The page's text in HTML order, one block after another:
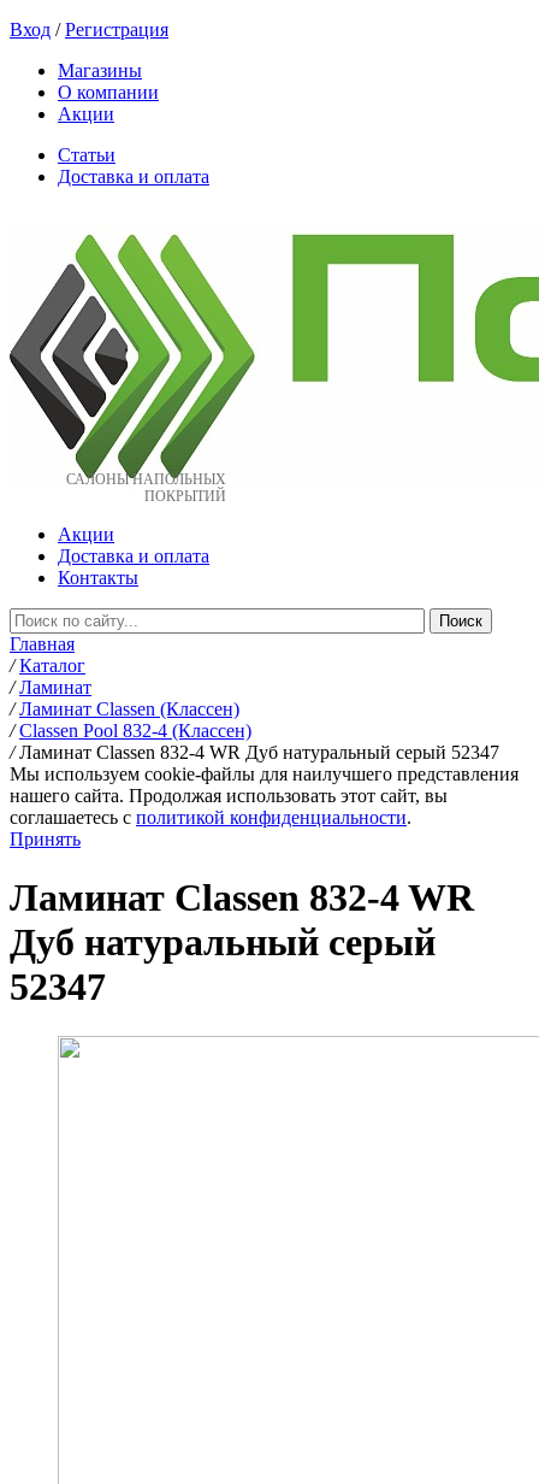
Вход /Регистрация
Магазины
О компании
Акции
Статьи
Доставка и оплата
САЛОНЫ НАПОЛЬНЫХ
ПОКРЫТИЙ
Акции
Доставка и оплата
Контакты
Главная
/ Каталог
/ Ламинат
/ Ламинат Classen (Классен)
/ Classen Pool 832-4 (Классен)
/ Ламинат Classen 832-4 WR Дуб натуральный серый 52347
Мы используем cookie-файлы для наилучшего представления
нашего сайта. Продолжая использовать этот сайт, вы
соглашаетесь c политикой конфиденциальности.
Принять
Ламинат Classen 832-4 WR
Дуб натуральный серый
52347